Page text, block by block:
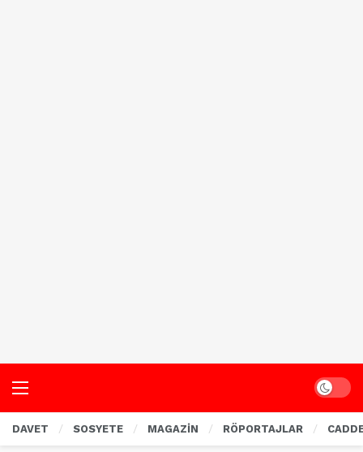
Dark
DAVET SOSYETE MAGAZİN RÖPORTAJLAR